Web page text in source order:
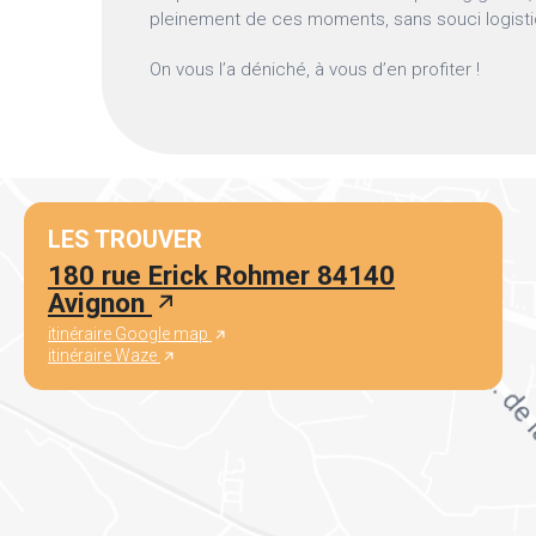
pleinement de ces moments, sans souci
On vous l’a déniché, à vous d’en profiter !
LES TROUVER
180 rue Erick Rohmer 84140
Avignon
itinéraire Google map
itinéraire Waze